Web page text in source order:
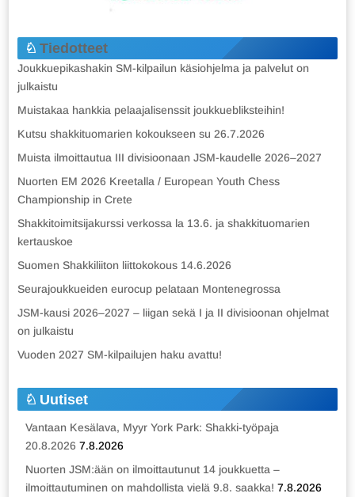
Tiedotteet
Joukkuepikashakin SM-kilpailun käsiohjelma ja palvelut on
julkaistu
Muistakaa hankkia pelaajalisenssit joukkuebliksteihin!
Kutsu shakkituomarien kokoukseen su 26.7.2026
Muista ilmoittautua III divisioonaan JSM-kaudelle 2026–2027
Nuorten EM 2026 Kreetalla / European Youth Chess
Championship in Crete
Shakkitoimitsijakurssi verkossa la 13.6. ja shakkituomarien
kertauskoe
Suomen Shakkiliiton liittokokous 14.6.2026
Seurajoukkueiden eurocup pelataan Montenegrossa
JSM-kausi 2026–2027 – liigan sekä I ja II divisioonan ohjelmat
on julkaistu
Vuoden 2027 SM-kilpailujen haku avattu!
Uutiset
Vantaan Kesälava, Myyr York Park: Shakki-työpaja
20.8.2026 7.8.2026
Nuorten JSM:ään on ilmoittautunut 14 joukkuetta –
ilmoittautuminen on mahdollista vielä 9.8. saakka! 7.8.2026